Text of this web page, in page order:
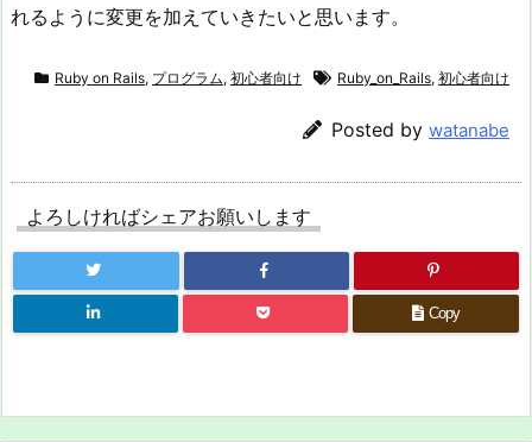
れるように変更を加えていきたいと思います。
Ruby on Rails, プログラム, 初心者向け Ruby_on_Rails, 初心者向け
Posted by watanabe
よろしければシェアお願いします
Copy